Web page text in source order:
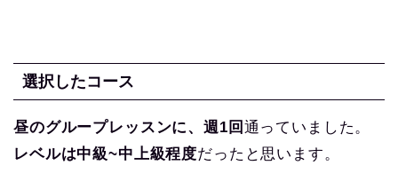
選択したコース
昼のグループレッスンに、週1回 通っていました。
レベルは中級~中上級程度だったと思います。